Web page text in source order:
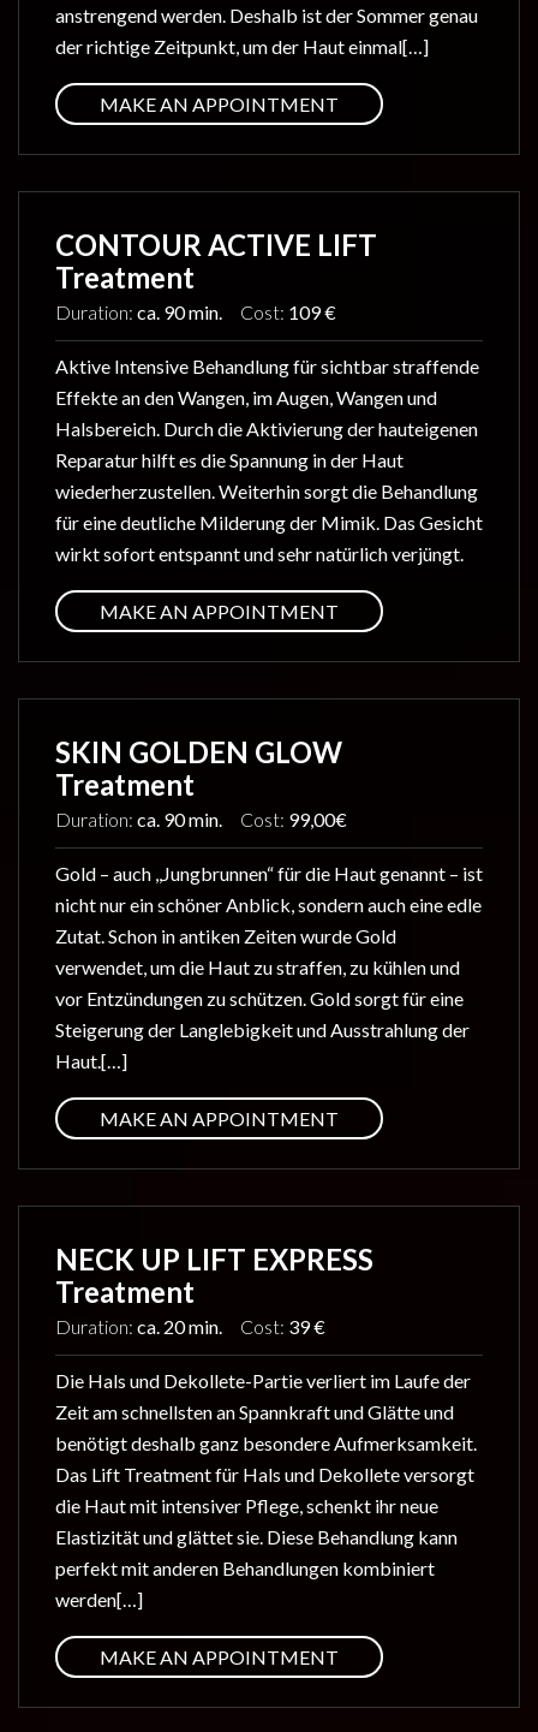
anstrengend werden. Deshalb ist der Sommer genau
der richtige Zeitpunkt, um der Haut einmal[…]
MAKE AN APPOINTMENT
CONTOUR ACTIVE LIFT
Treatment
Duration: ca. 90 min. Cost: 109 €
Aktive Intensive Behandlung für sichtbar straffende
Effekte an den Wangen, im Augen, Wangen und
Halsbereich. Durch die Aktivierung der hauteigenen
Reparatur hilft es die Spannung in der Haut
wiederherzustellen. Weiterhin sorgt die Behandlung
für eine deutliche Milderung der Mimik. Das Gesicht
wirkt sofort entspannt und sehr natürlich verjüngt.
MAKE AN APPOINTMENT
SKIN GOLDEN GLOW
Treatment
Duration: ca. 90 min. Cost: 99,00€
Gold – auch ,,Jungbrunnen“ für die Haut genannt – ist
nicht nur ein schöner Anblick, sondern auch eine edle
Zutat. Schon in antiken Zeiten wurde Gold
verwendet, um die Haut zu straffen, zu kühlen und
vor Entzündungen zu schützen. Gold sorgt für eine
Steigerung der Langlebigkeit und Ausstrahlung der
Haut.[…]
MAKE AN APPOINTMENT
NECK UP LIFT EXPRESS
Treatment
Duration: ca. 20 min. Cost: 39 €
Die Hals und Dekollete-Partie verliert im Laufe der
Zeit am schnellsten an Spannkraft und Glätte und
benötigt deshalb ganz besondere Aufmerksamkeit.
Das Lift Treatment für Hals und Dekollete versorgt
die Haut mit intensiver Pflege, schenkt ihr neue
Elastizität und glättet sie. Diese Behandlung kann
perfekt mit anderen Behandlungen kombiniert
werden[…]
MAKE AN APPOINTMENT